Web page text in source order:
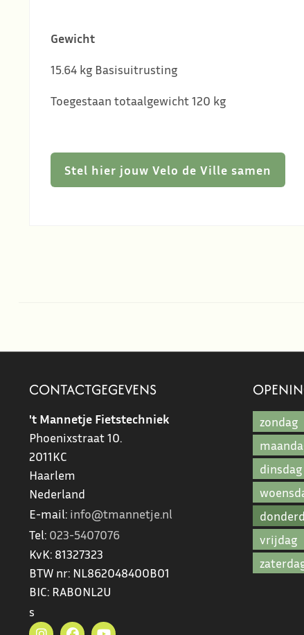
Gewicht
15.64 kg Basisuitrusting
Toegestaan totaalgewicht 120 kg
Stel hier jouw Velo de Ville samen
CONTACTGEGEVENS
't Mannetje Fietstechniek
Phoenixstraat 10.
2011KC
Haarlem
Nederland
E-mail: info@tmannetje.nl
Tel: 023-5407076
KvK: 81327323
BTW nr: NL862048400B01
BIC: RABONL2U
s
zondag
dinsdag
vrijdag